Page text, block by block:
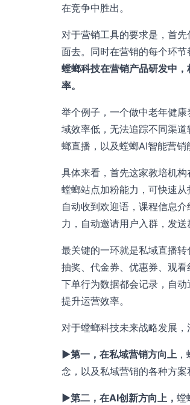
在竞争中胜出。
对于营销工具的要求是，首
面去。同时在营销的每个环
螳螂科技在营销产品研发中
率。
举个例子，一个做中老年健
域效率低，无法追踪不同渠
螂直播，以及螳螂AI智能营
具体来看，首先这家教培机
螳螂站点加粉能力，可快速
自动收到欢迎语，课程信息
力，自动邀请用户入群，发送
最关键的一环就是私域直播
抽奖、代金券、优惠券、观
下单行为数据都会记录，自
提升运营效率。
对于螳螂科技未来战略发展，
▶第一，在私域营销方向上
念，以及私域营销的各种方案
▶第二，在AI创新方向上， 螳